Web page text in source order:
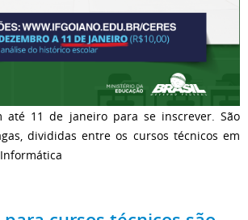
até 11 de janeiro para se inscrever. São
divididas entre os cursos técnicos em